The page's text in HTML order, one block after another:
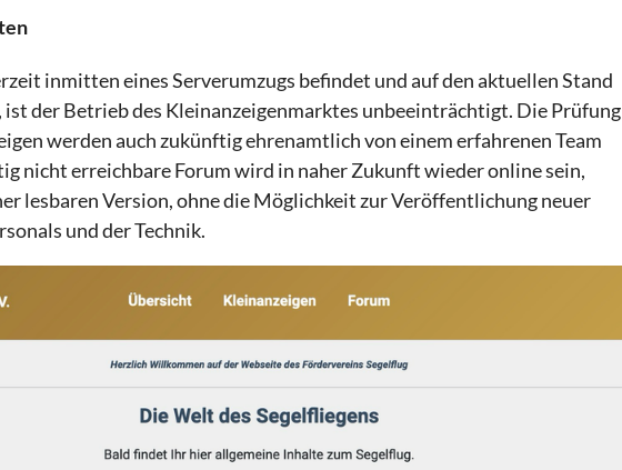
inmitten eines Serverumzugs befindet und auf den aktuellen Stand
der Betrieb des Kleinanzeigenmarktes unbeeinträchtigt. Die Prüfung
werden auch zukünftig ehrenamtlich von einem erfahrenen Team
nicht erreichbare Forum wird in naher Zukunft wieder online sein,
lesbaren Version, ohne die Möglichkeit zur Veröffentlichung neuer
und der Technik.